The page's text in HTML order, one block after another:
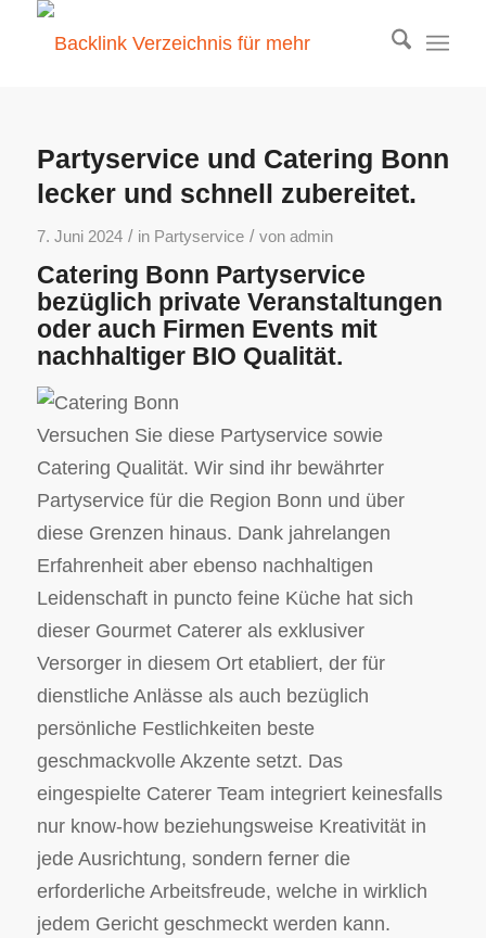
Partyservice und Catering Bonn
lecker und schnell zubereitet.
7. Juni 2024 / in Partyservice / von admin
Catering Bonn Partyservice
bezüglich private Veranstaltungen
oder auch Firmen Events mit
nachhaltiger BIO Qualität.
Versuchen Sie diese Partyservice sowie
Catering Qualität. Wir sind ihr bewährter
Partyservice für die Region Bonn und über
diese Grenzen hinaus. Dank jahrelangen
Erfahrenheit aber ebenso nachhaltigen
Leidenschaft in puncto feine Küche hat sich
dieser Gourmet Caterer als exklusiver
Versorger in diesem Ort etabliert, der für
dienstliche Anlässe als auch bezüglich
persönliche Festlichkeiten beste
geschmackvolle Akzente setzt. Das
eingespielte Caterer Team integriert keinesfalls
nur know-how beziehungsweise Kreativität in
jede Ausrichtung, sondern ferner die
erforderliche Arbeitsfreude, welche in wirklich
jedem Gericht geschmeckt werden kann.